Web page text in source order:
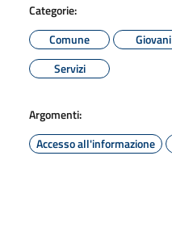
Categorie:
Comune
Giovani
Servizi
Argomenti:
Accesso all'informazione